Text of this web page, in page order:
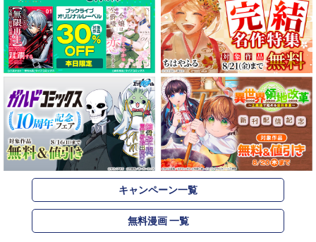
キャンペーン一覧
無料漫画 一覧